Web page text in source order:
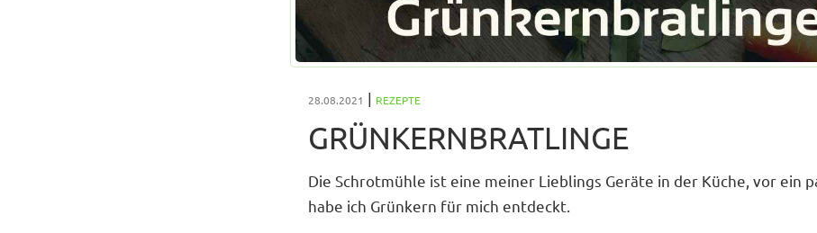
28.08.2021 | REZEPTE
GRÜNKERNBRATLINGE
Die Schrotmühle ist eine meiner Lieblings Geräte in der Küche, vor ein
habe ich Grünkern für mich entdeckt.